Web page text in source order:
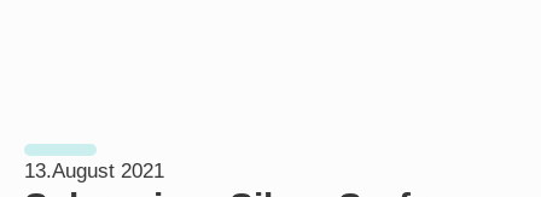
13.August 2021